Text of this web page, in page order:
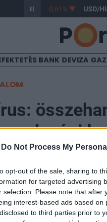
Do Not Process My
opt-out of the sale, sharing to
for targeted advertising
selection. Please note that
interest-based ads based
to third parties prior to
363,17 -0,61% USD/
BANK DEVIZA
egyeztetnek a G7-
terjedése ellen –